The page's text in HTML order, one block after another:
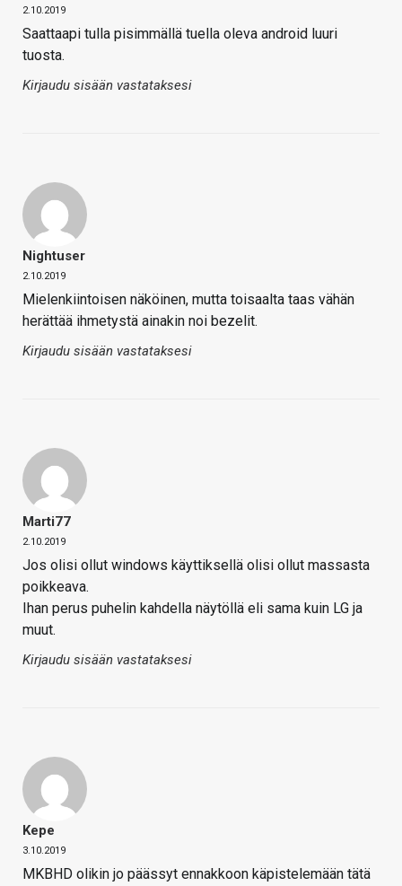
2.10.2019
Saattaapi tulla pisimmällä tuella oleva android luuri
tuosta.
Kirjaudu sisään vastataksesi
Nightuser
2.10.2019
Mielenkiintoisen näköinen, mutta toisaalta taas vähän
herättää ihmetystä ainakin noi bezelit.
Kirjaudu sisään vastataksesi
Marti77
2.10.2019
Jos olisi ollut windows käyttiksellä olisi ollut massasta
poikkeava.
Ihan perus puhelin kahdella näytöllä eli sama kuin LG ja
muut.
Kirjaudu sisään vastataksesi
Kepe
3.10.2019
MKBHD olikin jo päässyt ennakkoon käpistelemään tätä